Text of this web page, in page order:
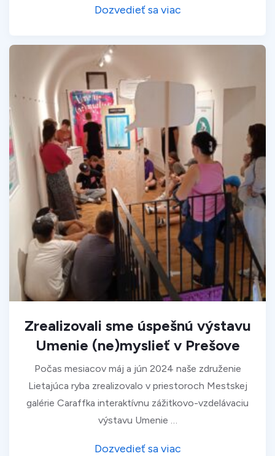
Dozvedieť sa viac
Zrealizovali sme úspešnú výstavu
Umenie (ne)myslieť v Prešove
Počas mesiacov máj a jún 2024 naše združenie
Lietajúca ryba zrealizovalo v priestoroch Mestskej
galérie Caraffka interaktívnu zážitkovo-vzdelávaciu
výstavu Umenie …
Dozvedieť sa viac